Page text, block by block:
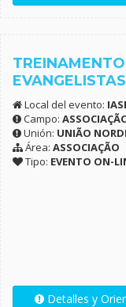
Local del evento:
Campo:
Unión: UNIÃO
Área: ASSOCIAÇÃO
Tipo: EVENTO ON-
Detalles y